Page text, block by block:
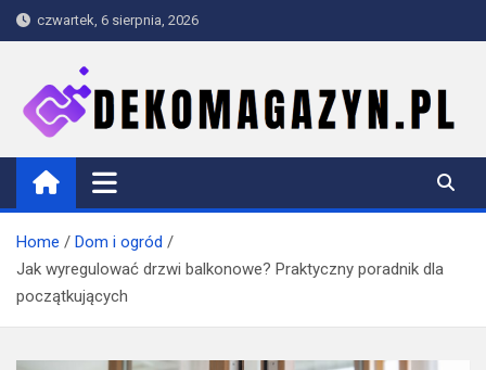
Skip
to
czwartek, 6 sierpnia, 2026
dekomagazyn.pl
Blog
Home
Dom i ogród
Jak wyregulować drzwi balkonowe? Praktyczny poradnik dla
początkujących